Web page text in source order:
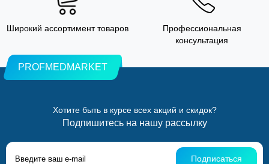
Широкий ассортимент товаров
Профессиональная
консультация
PROFMEDMARKET
Хотите быть в курсе всех акций и скидок?
Подпишитесь на нашу рассылку
Подписаться